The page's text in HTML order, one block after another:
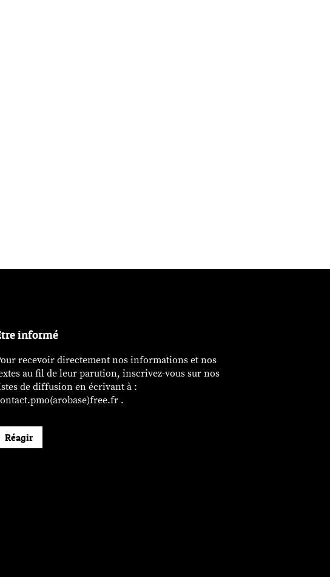
informé
recevoir directement nos informations et nos
au fil de leur parution, inscrivez-vous sur nos
de diffusion en écrivant à :
.
Réagir